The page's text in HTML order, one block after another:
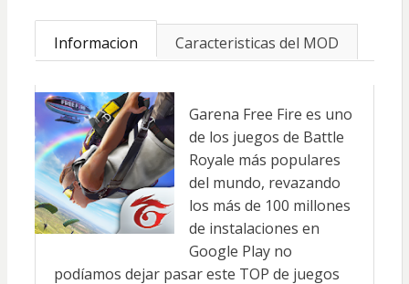
Informacion Caracteristicas del MOD
Garena Free Fire es uno
de los juegos de Battle
Royale más populares
del mundo, revazando
los más de 100 millones
de instalaciones en
Google Play no
podíamos dejar pasar este TOP de juegos